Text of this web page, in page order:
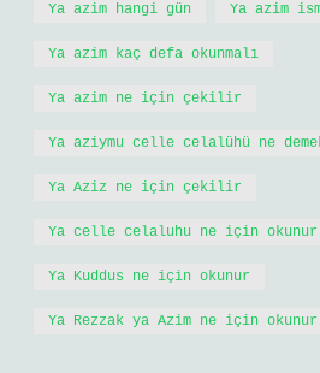
Ya azim hangi gün Ya azim
Ya azim kaç defa okunmalı
Ya azim ne için çekilir
Ya aziymu celle celalühü ne
Ya Aziz ne için çekilir
Ya celle celaluhu ne için okunur
Ya Kuddus ne için okunur
Ya Rezzak ya Azim ne için okunur